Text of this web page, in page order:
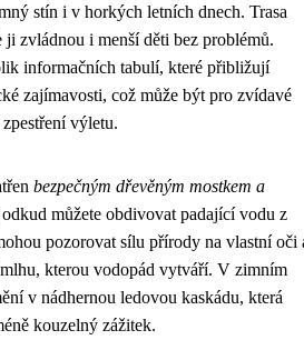
stín i v horkých letních dnech. Trasa
ji zvládnou i menší děti bez problémů.
informačních tabulí, které přibližují
zajímavosti, což může být pro zvídavé
výletu.
bezpečným dřevěným mostkem a
odkud můžete obdivovat padající vodu z
pozorovat sílu přírody na vlastní oči
kterou vodopád vytváří. V zimním
v nádhernou ledovou kaskádu, která
kouzelný zážitek.